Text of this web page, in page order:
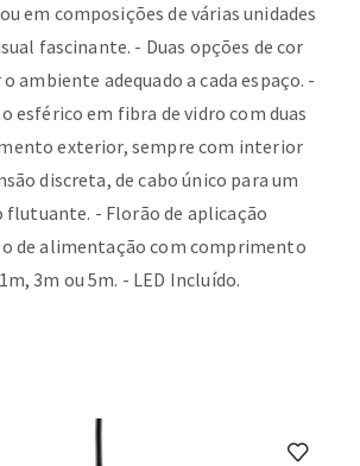
em composições de várias unidades
fascinante. - Duas opções de cor
ambiente adequado a cada espaço. -
esférico em fibra de vidro com duas
exterior, sempre com interior
discreta, de cabo único para um
- Florão de aplicação
de alimentação com comprimento
3m ou 5m. - LED Incluído.